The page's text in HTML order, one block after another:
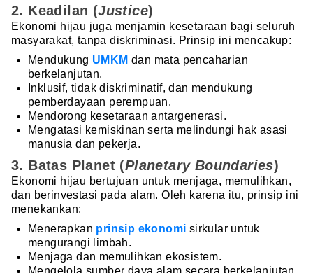
2. Keadilan (Justice)
Ekonomi hijau juga menjamin kesetaraan bagi seluruh
masyarakat, tanpa diskriminasi. Prinsip ini mencakup:
Mendukung UMKM dan mata pencaharian
berkelanjutan.
Inklusif, tidak diskriminatif, dan mendukung
pemberdayaan perempuan.
Mendorong kesetaraan antargenerasi.
Mengatasi kemiskinan serta melindungi hak asasi
manusia dan pekerja.
3. Batas Planet (Planetary Boundaries)
Ekonomi hijau bertujuan untuk menjaga, memulihkan,
dan berinvestasi pada alam. Oleh karena itu, prinsip ini
menekankan:
Menerapkan prinsip ekonomi sirkular untuk
mengurangi limbah.
Menjaga dan memulihkan ekosistem.
Mengelola sumber daya alam secara berkelanjutan.